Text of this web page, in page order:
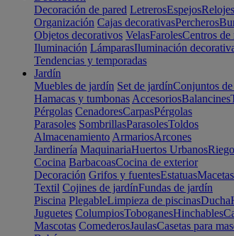
Decoración de pared LetrerosEspejos
Organización Cajas decorativasPercheros
Objetos decorativos VelasFarolesCentros de
Iluminación LámparasIluminación
Tendencias y temporadas
Jardín
Muebles de jardín Set de jardínConjuntos
Hamacas y tumbonas AccesoriosBalancines
Pérgolas CenadoresCarpasPérgolas
Parasoles SombrillasParasolesToldos
Almacenamiento ArmariosArcones
Jardinería MaquinariaHuertos UrbanosRiego
Cocina BarbacoasCocina de exterior
Decoración Grifos y fuentesEstatuasMacetas
Textil Cojines de jardínFundas de jardín
Piscina PlegableLimpieza de piscinasDucha
Juguetes ColumpiosToboganesHinchables
Mascotas ComederosJaulasCasetas para